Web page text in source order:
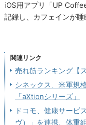
iOS用アプリ「UP
記録し、カフェインが睡
関連リンク
売れ筋ランキング【
シネックス、米軍規
「aXtionシリーズ」
ドコモ、健康サービ
ヴ）」を連携、体重